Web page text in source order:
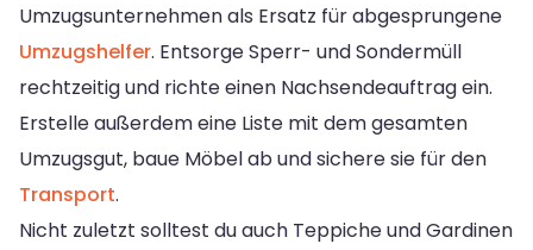
Umzugsunternehmen als Ersatz für abgesprungene
Umzugshelfer. Entsorge Sperr- und Sondermüll
rechtzeitig und richte einen Nachsendeauftrag ein.
Erstelle außerdem eine Liste mit dem gesamten
Umzugsgut, baue Möbel ab und sichere sie für den
Transport.
Nicht zuletzt solltest du auch Teppiche und Gardinen